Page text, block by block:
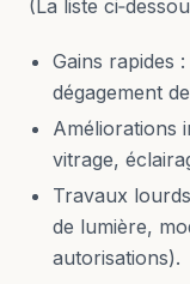
(La liste
Gains rapides
dégagement
Améliorations
vitrage,
Travaux
de lumière,
autorisations).